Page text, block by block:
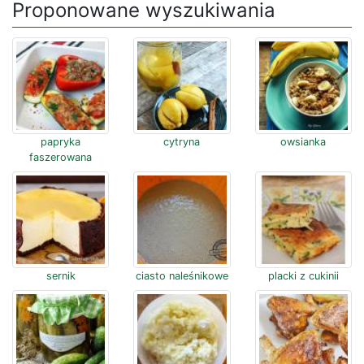
Proponowane wyszukiwania
papryka
faszerowana
cytryna owsianka
sernik ciasto naleśnikowe placki z cukinii